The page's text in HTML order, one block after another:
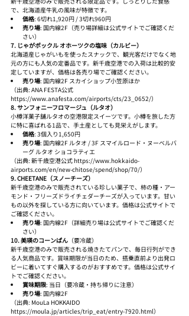
で、北海道産牛乳の風味が特徴です。
価格: 6切れ1,920円 / 3切れ960円
売り場: 国内線2F（売り場詳細は公式サイトでご確認くだ
さい）
7. じゃがポックル オホーツクの塩味（カルビー）
北海道産じゃがいもを使ったスナックで、観光客だけでなく地
元の方にも人気の定番品です。新千歳空港での入荷は比較的安
定していますが、価格は各売り場でご確認ください。
売り場: 国内線2F スカイショップ小笠原ほか
（出典: ANA FESTA公式
https://www.anafesta.com/airports/cts/23_0652/）
8. サンフォニーフロマージュ（ルタオ）
小樽洋菓子舗ルタオの空港限定スイーツです。小樽を旅した方
に特に喜ばれる1品で、手土産としても見栄えがします。
価格: 3個入り1,650円
売り場: 国内線2F ルタオ / 3F スマイルロード・ヌーベルバ
ーグ ルタオ ショコラティエ
（出典: 新千歳空港公式 https://www.hokkaido-
airports.com/en/new-chitose/spend/shop/70/）
9. CHEETANE（スノーチーズ）
新千歳空港のみで販売されている珍しい菓子で、柿の種・アー
モンド・フリーズドライチェダーチーズが入っています。甘い
もの以外を探している方に向いています。価格は公式サイトで
ご確認ください。
売り場: 国内線2F（詳細売り場は公式サイトでご確認くだ
さい）
10. 美瑛のコーンぱん （要冷蔵）
新千歳空港のみで販売される焼きたてパンで、毎日行列ができ
る人気商品です。賞味期限が当日のため、搭乗直前より出発ロ
ビーに着いてすぐ購入するのがおすすめです。価格は公式サイ
トでご確認ください。
賞味期限: 当日（要冷蔵・持ち帰りに注意）
売り場: 国内線2F
（出典: MouLa HOKKAIDO
https://moula.jp/articles/trip_eat/entry-7920.html）